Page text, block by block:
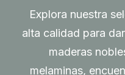
Explora nuestra
alta calidad para
maderas
melaminas,